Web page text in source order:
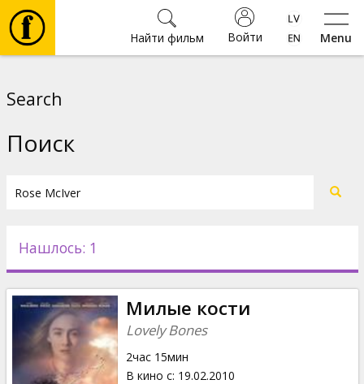
Menu
Войти
Найти фильм
Новости
Подарки
Кинозакуски
Search
Поиск
Нашлось: 1
Милые кости
Lovely Bones
2час 15мин
В кино с: 19.02.2010